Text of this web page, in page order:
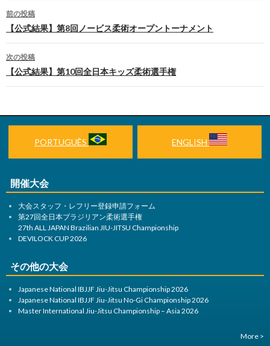
投
稿
ナ
ゲ
シ
ョ
ン
前の投稿
【公式結果】第8回ノービス柔術オープントーナメント
次の投稿
【公式結果】第10回全日本キッズ柔術選手権
PORTUGUÊS ENGLISH
開催大会
大会スタッフ・レフリー登録申請フォーム
第27回全日本ブラジリアン柔術選手権
27th ALL JAPAN Brazilian JIU-JITSU Championship
DEVILOCK CUP 2026
その他の大会
Japanese National IBJJF Jiu-Jitsu Championship 2026
Japanese National IBJJF Jiu-Jitsu No-Gi Championship 2026
Master International Jiu-Jitsu Championship – Asia 2026
More >